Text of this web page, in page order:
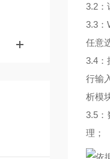
3.2：
3.3：
任意
3.4：
行输
析模
3.5
理；